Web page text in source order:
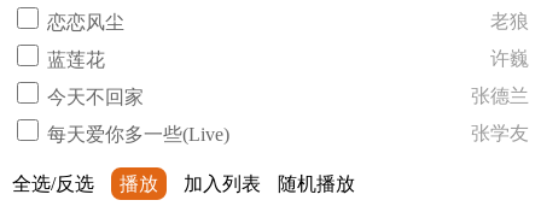
恋恋风尘
老狼
蓝莲花
许巍
今天不回家
张德兰
每天爱你多一些(Live)
张学友
全选/反选 播放 加入列表 随机播放